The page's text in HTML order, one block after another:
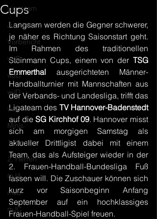
Ligateam
Juniorteam
Vorbericht
wJB
wJC
wJD
wJE
Minis
1. Herren
2. Herren
mJA
mJB
mJC
Cups
Langsam werden die Gegner schwerer,
je näher es Richtung Saisonstart geht.
Im Rahmen des traditionellen
Steinmann Cups, einem von der TSG
Emmerthal ausgerichteten Männer-
Handballturnier mit Mannschaften aus
der Verbands- und Landesliga, trifft das
Ligateam des TV Hannover-Badenstedt
auf die SG Kirchhof 09. Hannover misst
sich am morgigen Samstag als
aktueller Drittligist dabei mit einem
Team, das als Aufsteiger wieder in der
2. Frauen-Handball-Bundesliga Fuß
fassen will. Die Zuschauer können sich
kurz vor Saisonbeginn Anfang
September auf ein hochklassiges
Frauen-Handball-Spiel freuen.